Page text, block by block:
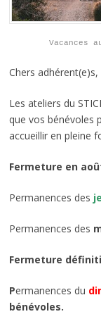
Vacances
Chers adhérent(e)s,
Les ateliers du
que vos bénévoles
accueillir en pleine
Fermeture en
Permanences des
Permanences des
Fermeture
Permanences du
bénévoles.